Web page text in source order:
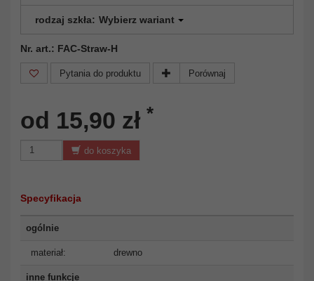
rodzaj szkła: Wybierz wariant
Nr. art.: FAC-Straw-H
Pytania do produktu Porównaj
od 15,90 zł *
do koszyka
Specyfikacja
ogólnie
materiał: drewno
inne funkcje